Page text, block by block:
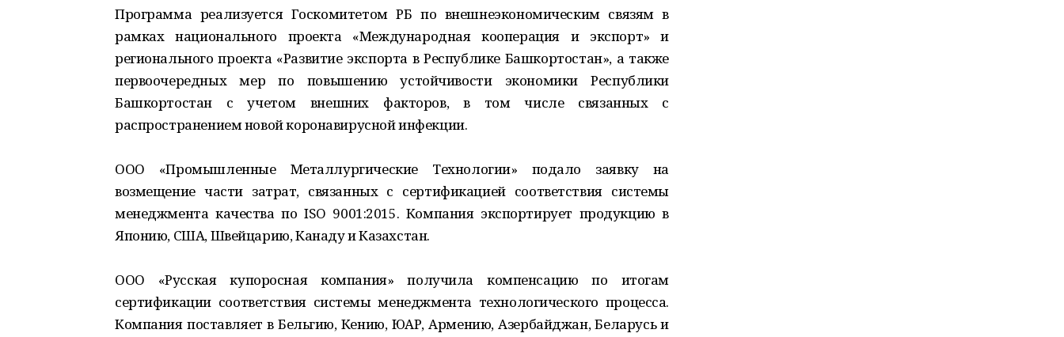
Программа реализуется Госкомитетом РБ по внешнеэкономическим связям в
рамках национального проекта «Международная кооперация и экспорт» и
регионального проекта «Развитие экспорта в Республике Башкортостан», а также
первоочередных мер по повышению устойчивости экономики Республики
Башкортостан с учетом внешних факторов, в том числе связанных с
распространением новой коронавирусной инфекции.
ООО «Промышленные Металлургические Технологии» подало заявку на
возмещение части затрат, связанных с сертификацией соответствия системы
менеджмента качества по ISO 9001:2015. Компания экспортирует продукцию в
Японию, США, Швейцарию, Канаду и Казахстан.
ООО «Русская купоросная компания» получила компенсацию по итогам
сертификации соответствия системы менеджмента технологического процесса.
Компания поставляет в Бельгию, Кению, ЮАР, Армению, Азербайджан, Беларусь и